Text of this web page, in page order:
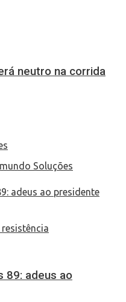
neutro na corrida
89: adeus ao
Soluções